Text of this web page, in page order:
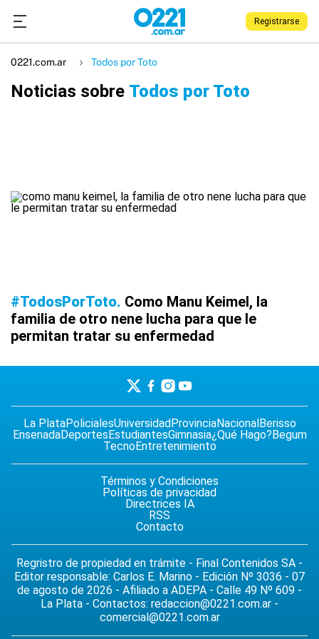
Registrarse
0221.com.ar Todos por Toto
Noticias sobre Todos por Toto
#TodosPorToto Como Manu Keimel, la
familia de otro nene lucha para que le
permitan tratar su enfermedad
La PlataPolicialesUniversidadProvinciaNacionalBerisso
EnsenadaDeportesEstudiantesGimnasia¿Qué Hago?Begum
TecnoEntretenimiento
Términos y Condiciones
Políticas de privacidad
Directrices IA
RSS
Contacto
Regristro de propiedad en trámite - Final Contenidos SA -
Editor responsable: Carlos E. Marino - Edición Nº 3036 - 07
de agosto de 2026 - Afiliado a ADEPA - Calle 49 Nº 609 -
La Plata - Contactos: redaccion@0221.com.ar -
comercial@0221.com.ar